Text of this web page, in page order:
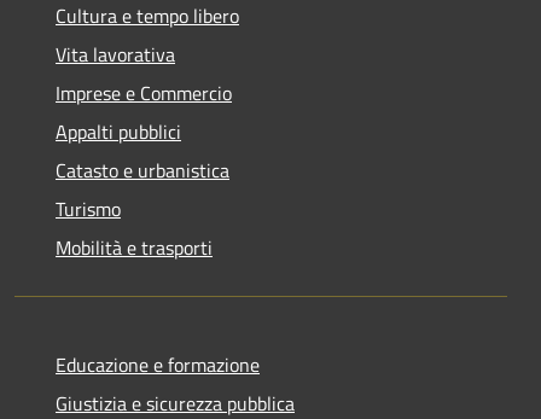
Cultura e tempo libero
Vita lavorativa
Imprese e Commercio
Appalti pubblici
Catasto e urbanistica
Turismo
Mobilità e trasporti
Educazione e formazione
Giustizia e sicurezza pubblica